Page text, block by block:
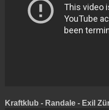
Kraftklub - Randale - Exil